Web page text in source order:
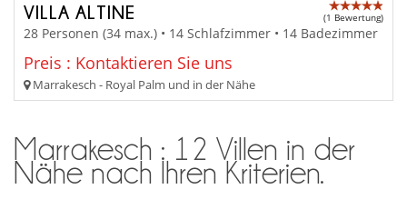
VILLA ALTINE (1 Bewertung)
28 Personen (34 max.) • 14 Schlafzimmer • 14 Badezimmer
Preis : Kontaktieren Sie uns
Marrakesch - Royal Palm und in der Nähe
Marrakesch : 12 Villen in der
Nähe nach Ihren Kriterien.